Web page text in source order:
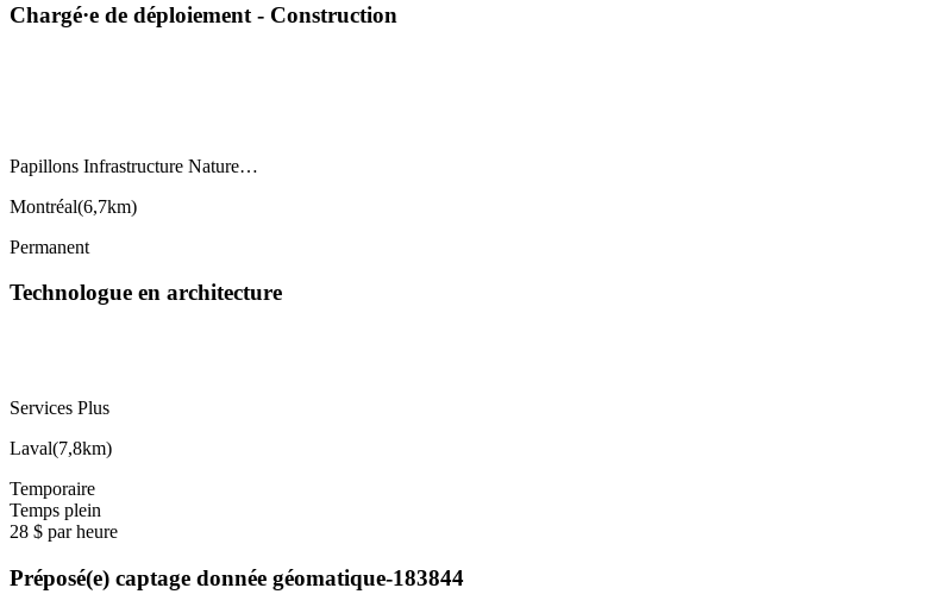
Chargé·e de déploiement - Construction
Papillons Infrastructure Nature…
Montréal(6,7km)
Permanent
Technologue en architecture
Services Plus
Laval(7,8km)
Temporaire
Temps plein
28 $ par heure
Préposé(e) captage donnée géomatique-183844